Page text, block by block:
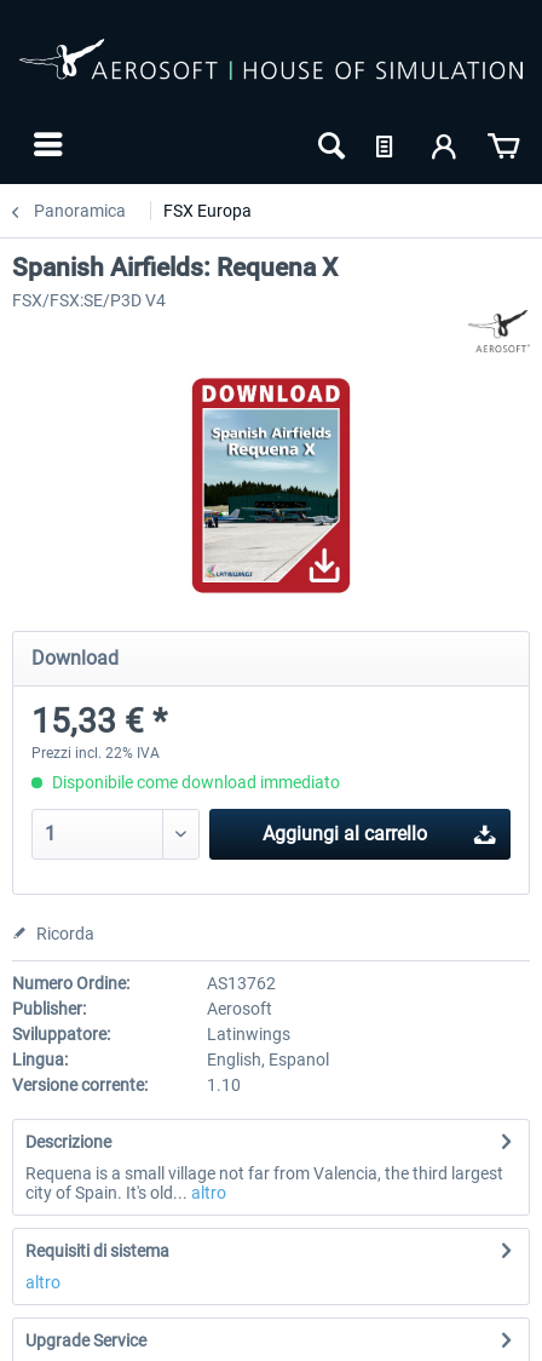
Panoramica FSX Europa
Mega Airport Frankfurt V2.0
30,71 € *
Mega Airport Berlin
Spanish Airfields: Requena X
FSX/FSX:SE/P3D V4
Download
15,33 € *
Prezzi incl. 22% IVA
Disponibile come download immediato
Aggiungi al carrello
Ricorda
Numero Ordine:
AS13762
Publisher:
Aerosoft
Sviluppatore:
Latinwings
Lingua:
English, Espanol
Versione corrente:
1.10
Descrizione
Requena is a small village not far from Valencia, the third largest
city of Spain. It's old... altro
Requisiti di sistema
altro
Upgrade Service